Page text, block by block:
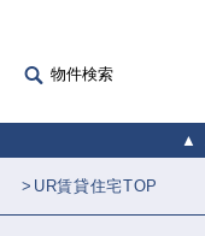
物件検索
UR賃貸住宅TOP